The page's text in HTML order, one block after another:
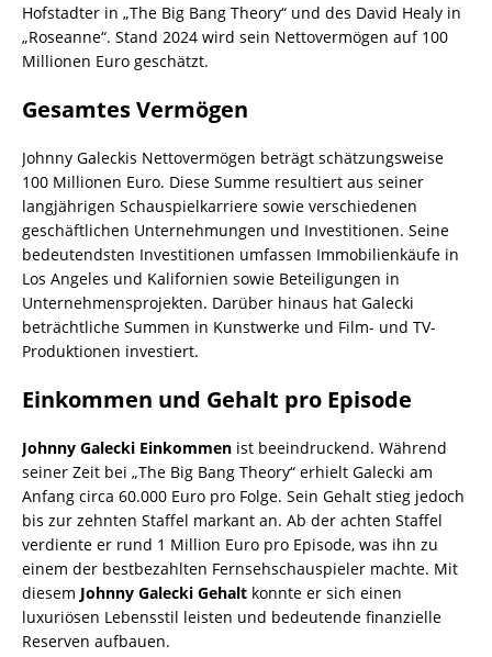
Hofstadter in „The Big Bang Theory“ und des David Healy in
„Roseanne“. Stand 2024 wird sein Nettovermögen auf 100
Millionen Euro geschätzt.
Gesamtes Vermögen
Johnny Galeckis Nettovermögen beträgt schätzungsweise
100 Millionen Euro. Diese Summe resultiert aus seiner
langjährigen Schauspielkarriere sowie verschiedenen
geschäftlichen Unternehmungen und Investitionen. Seine
bedeutendsten Investitionen umfassen Immobilienkäufe in
Los Angeles und Kalifornien sowie Beteiligungen in
Unternehmensprojekten. Darüber hinaus hat Galecki
beträchtliche Summen in Kunstwerke und Film- und TV-
Produktionen investiert.
Einkommen und Gehalt pro Episode
Johnny Galecki Einkommen ist beeindruckend. Während
seiner Zeit bei „The Big Bang Theory“ erhielt Galecki am
Anfang circa 60.000 Euro pro Folge. Sein Gehalt stieg jedoch
bis zur zehnten Staffel markant an. Ab der achten Staffel
verdiente er rund 1 Million Euro pro Episode, was ihn zu
einem der bestbezahlten Fernsehschauspieler machte. Mit
diesem Johnny Galecki Gehalt konnte er sich einen
luxuriösen Lebensstil leisten und bedeutende finanzielle
Reserven aufbauen.